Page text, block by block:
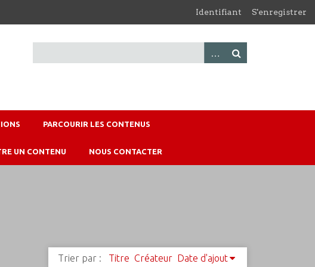
Identifiant S'enregistrer
PARCOURIR LES CONTENUS
UN CONTENU NOUS CONTACTER
Trier par : Titre Créateur Date d'ajout